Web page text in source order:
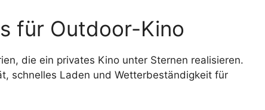
für Outdoor-Kino
die ein privates Kino unter Sternen realisieren.
schnelles Laden und Wetterbeständigkeit für